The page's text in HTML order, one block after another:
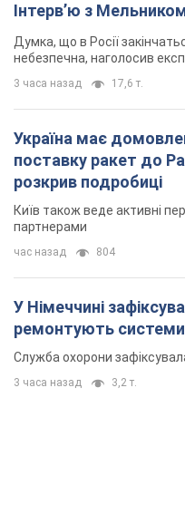
Інтерв’ю з
Думка, що в Росії
небезпечна, наголосив
3 часа назад 17,6 т.
Україна має
поставку ракет до
розкрив подробиці
Київ також веде активні
партнерами
час назад 804
У Німеччині
ремонтують
Служба охорони
3 часа назад 3,2 т.